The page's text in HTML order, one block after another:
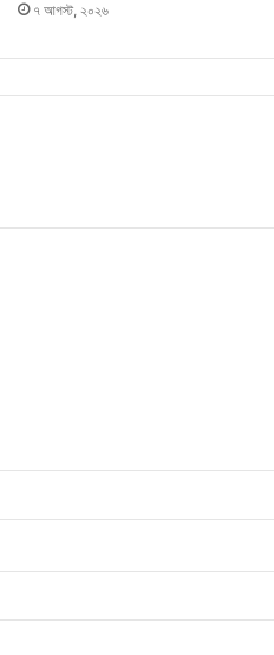
৭ আগস্ট, ২০২৬